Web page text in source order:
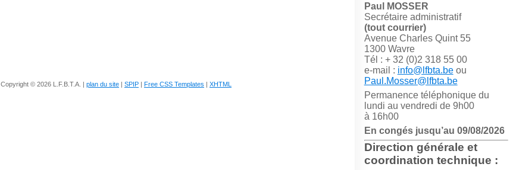
Paul MOSSER
Secrétaire administratif
(tout courrier)
Avenue Charles Quint 55
1300 Wavre
Tél : + 32 (0)2 318 55 00
e-mail : info@lfbta.beou
Paul.Mosser@lfbta.be
Permanence téléphonique du
lundi au vendredi de 9h00
à 16h00
En congés jusqu’au 09/08/2026
Direction générale et
coordination technique :
Copyright © 2026 L.F.B.T.A. | plan du site | SPIP | Free CSS Templates | XHTML